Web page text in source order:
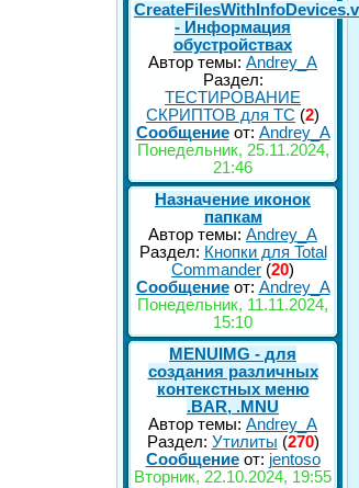
- Информация
обустройствах
Автор темы: Andrey_A
Раздел:
ТЕСТИРОВАНИЕ
СКРИПТОВ для TC (2)
Сообщениеот: Andrey_A
Понедельник, 25.11.2024,
21:46
Назначение иконок
папкам
Автор темы: Andrey_A
Раздел: Кнопки для Total
Commander (20)
Сообщениеот: Andrey_A
Понедельник, 11.11.2024,
15:10
MENUIMG - для
создания различных
контекстных меню
.BAR, .MNU
Автор темы: Andrey_A
Раздел: Утилиты (270)
Сообщениеот: jentoso
Вторник, 22.10.2024, 19:55